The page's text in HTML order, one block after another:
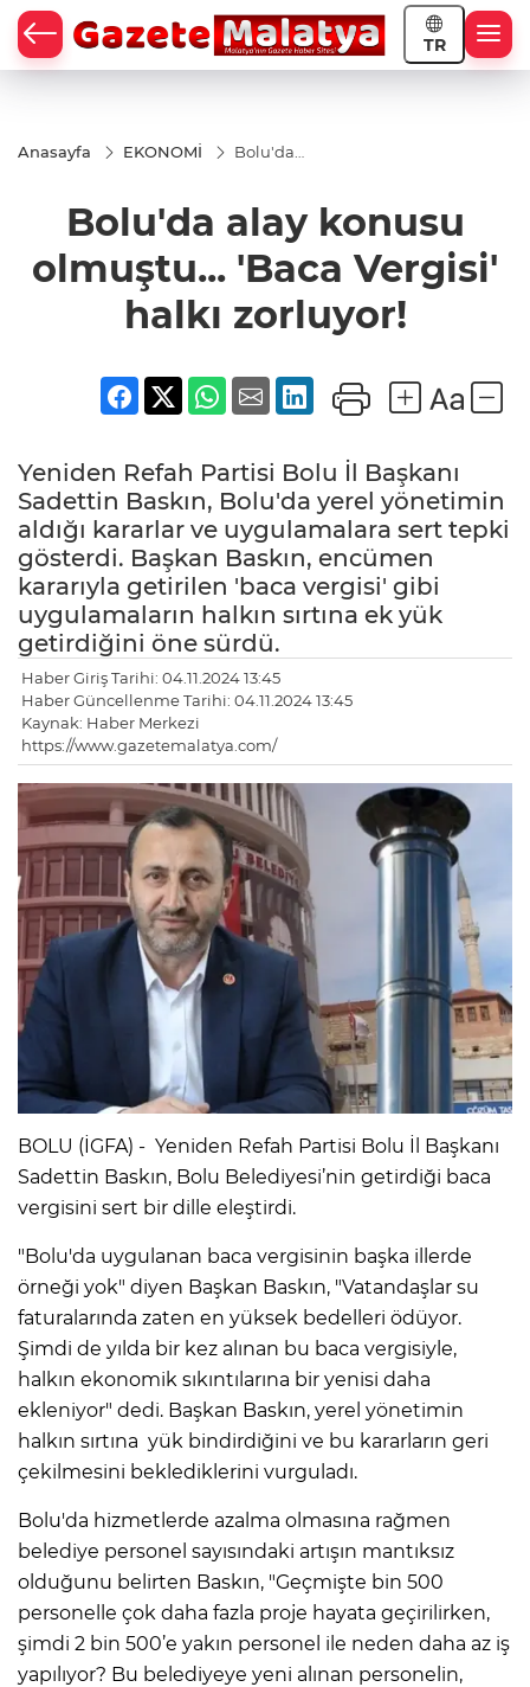
TR
Anasayfa EKONOMİ
Bolu'da
olmuştu...
'Baca
Vergisi'
halkı
zorluyor!
Bolu'da alay konusu
olmuştu... 'Baca Vergisi'
halkı zorluyor!
Yeniden Refah Partisi Bolu İl Başkanı
Sadettin Baskın, Bolu'da yerel yönetimin
aldığı kararlar ve uygulamalara sert tepki
gösterdi. Başkan Baskın, encümen
kararıyla getirilen 'baca vergisi' gibi
uygulamaların halkın sırtına ek yük
getirdiğini öne sürdü.
Haber Giriş Tarihi: 04.11.2024 13:45
Haber Güncellenme Tarihi: 04.11.2024 13:45
Kaynak: Haber Merkezi
https://www.gazetemalatya.com/
BOLU (İGFA) - Yeniden Refah Partisi Bolu İl Başkanı
Sadettin Baskın, Bolu Belediyesi’nin getirdiği baca
vergisini sert bir dille eleştirdi.
"Bolu'da uygulanan baca vergisinin başka illerde
örneği yok" diyen Başkan Baskın, "Vatandaşlar su
faturalarında zaten en yüksek bedelleri ödüyor.
Şimdi de yılda bir kez alınan bu baca vergisiyle,
halkın ekonomik sıkıntılarına bir yenisi daha
ekleniyor" dedi. Başkan Baskın, yerel yönetimin
halkın sırtına yük bindirdiğini ve bu kararların geri
çekilmesini beklediklerini vurguladı.
Bolu'da hizmetlerde azalma olmasına rağmen
belediye personel sayısındaki artışın mantıksız
olduğunu belirten Baskın, "Geçmişte bin 500
personelle çok daha fazla proje hayata geçirilirken,
şimdi 2 bin 500’e yakın personel ile neden daha az iş
yapılıyor? Bu belediyeye yeni alınan personelin,